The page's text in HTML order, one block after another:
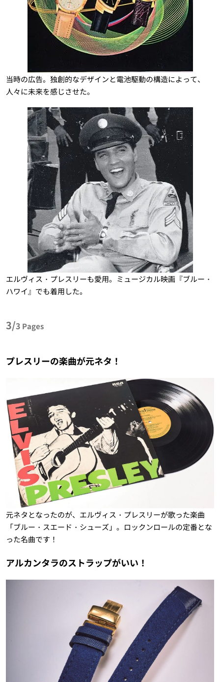
当時の広告。独創的なデザインと電池駆動の構造によって、
人々に未来を感じさせた。
エルヴィス・プレスリーも愛用。ミュージカル映画『ブルー・
ハワイ』でも着用した。
3/3 Pages
プレスリーの楽曲が元ネタ！
元ネタとなったのが、エルヴィス・プレスリーが歌った楽曲
「ブルー・スエード・シューズ」。ロックンロールの定番とな
った名曲です！
アルカンタラのストラップがいい！